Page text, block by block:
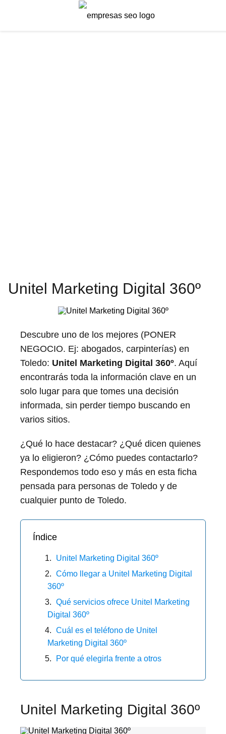
Unitel Marketing Digital 360º
Descubre uno de los mejores (PONER
NEGOCIO. Ej: abogados, carpinterías) en
Toledo: Unitel Marketing Digital 360º. Aquí
encontrarás toda la información clave en un
solo lugar para que tomes una decisión
informada, sin perder tiempo buscando en
varios sitios.
¿Qué lo hace destacar? ¿Qué dicen quienes
ya lo eligieron? ¿Cómo puedes contactarlo?
Respondemos todo eso y más en esta ficha
pensada para personas de Toledo y de
cualquier punto de Toledo.
Índice
Unitel Marketing Digital 360º
Cómo llegar a Unitel Marketing Digital
360º
Qué servicios ofrece Unitel Marketing
Digital 360º
Cuál es el teléfono de Unitel
Marketing Digital 360º
Por qué elegirla frente a otros
Unitel Marketing Digital 360º